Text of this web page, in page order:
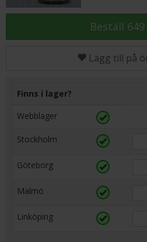
Beställ
Lägg till på
Finns i lager?
Webblager
Stockholm
Göteborg
Malmö
Linköping